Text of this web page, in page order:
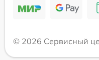
© 2026 Сервисный